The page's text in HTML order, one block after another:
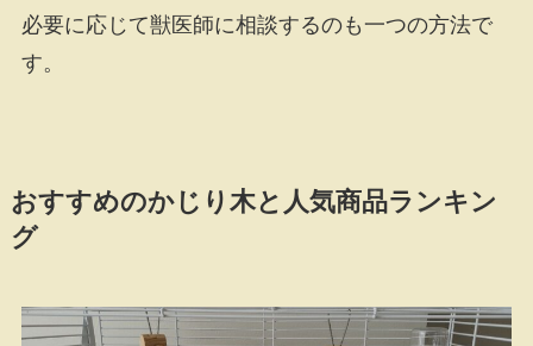
必要に応じて獣医師に相談するのも一つの方法で
す。
おすすめのかじり木と人気商品ランキン
グ